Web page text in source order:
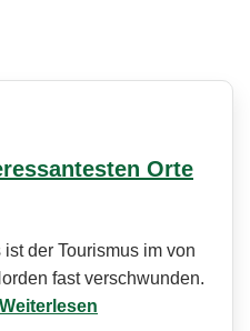
Orte
der Tourismus im von
fast verschwunden.
Weiterlesen